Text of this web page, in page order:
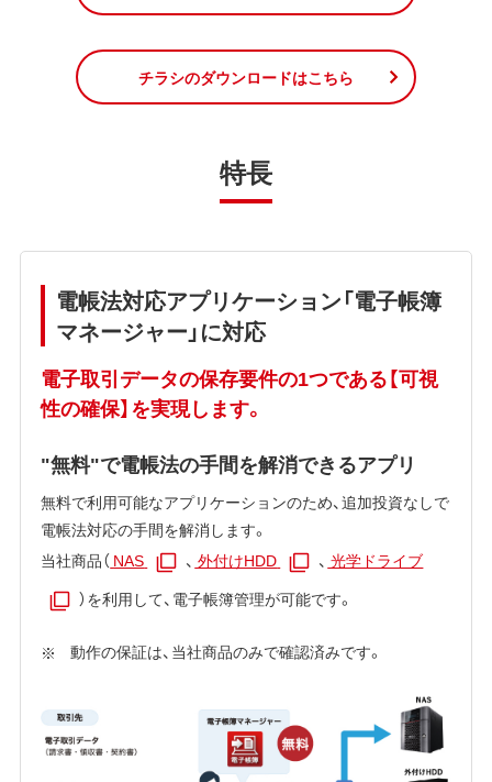
チラシのダウンロードはこちら
特長
電帳法対応アプリケーション「電子帳簿
マネージャー」に対応
電子取引データの保存要件の1つである【可視
性の確保】を実現します。
"無料"で電帳法の手間を解消できるアプリ
無料で利用可能なアプリケーションのため、追加投資なしで
電帳法対応の手間を解消します。
当社商品（ NAS 、 外付けHDD 、 光学ドライブ
）を利用して、電子帳簿管理が可能です。
動作の保証は、当社商品のみで確認済みです。